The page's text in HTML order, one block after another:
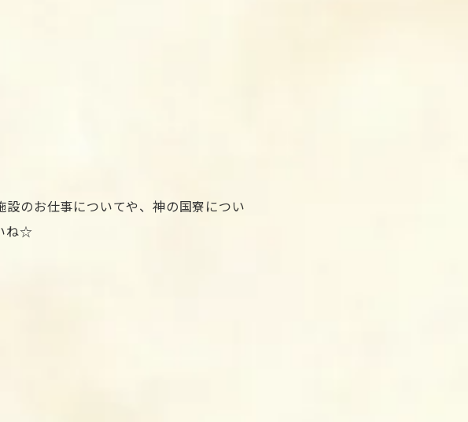
のお仕事についてや、神の国寮につい
ね☆